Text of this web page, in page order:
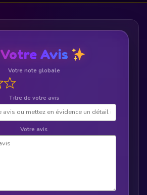
Votre Avis
Votre note globale
Titre de votre avis
Votre avis